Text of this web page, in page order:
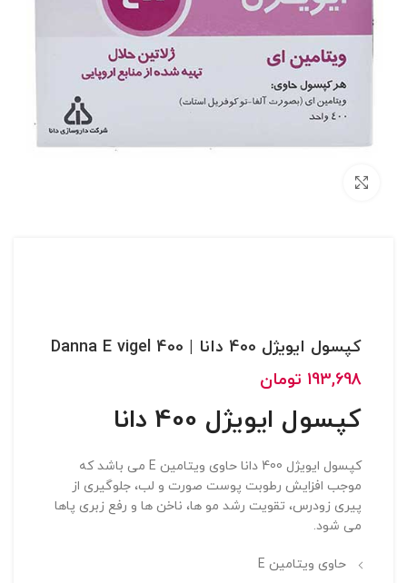
کپسول ایویژل 400 دانا | Danna E vigel 400
193,698 تومان
کپسول ایویژل 400 دانا
کپسول ایویژل 400 دانا حاوی ویتامین E می باشد که
موجب افزایش رطوبت پوست صورت و لب، جلوگیری از
پیری زودرس، تقویت رشد مو ها، ناخن ها و رفع زبری پاها
می شود.
حاوی ویتامین E